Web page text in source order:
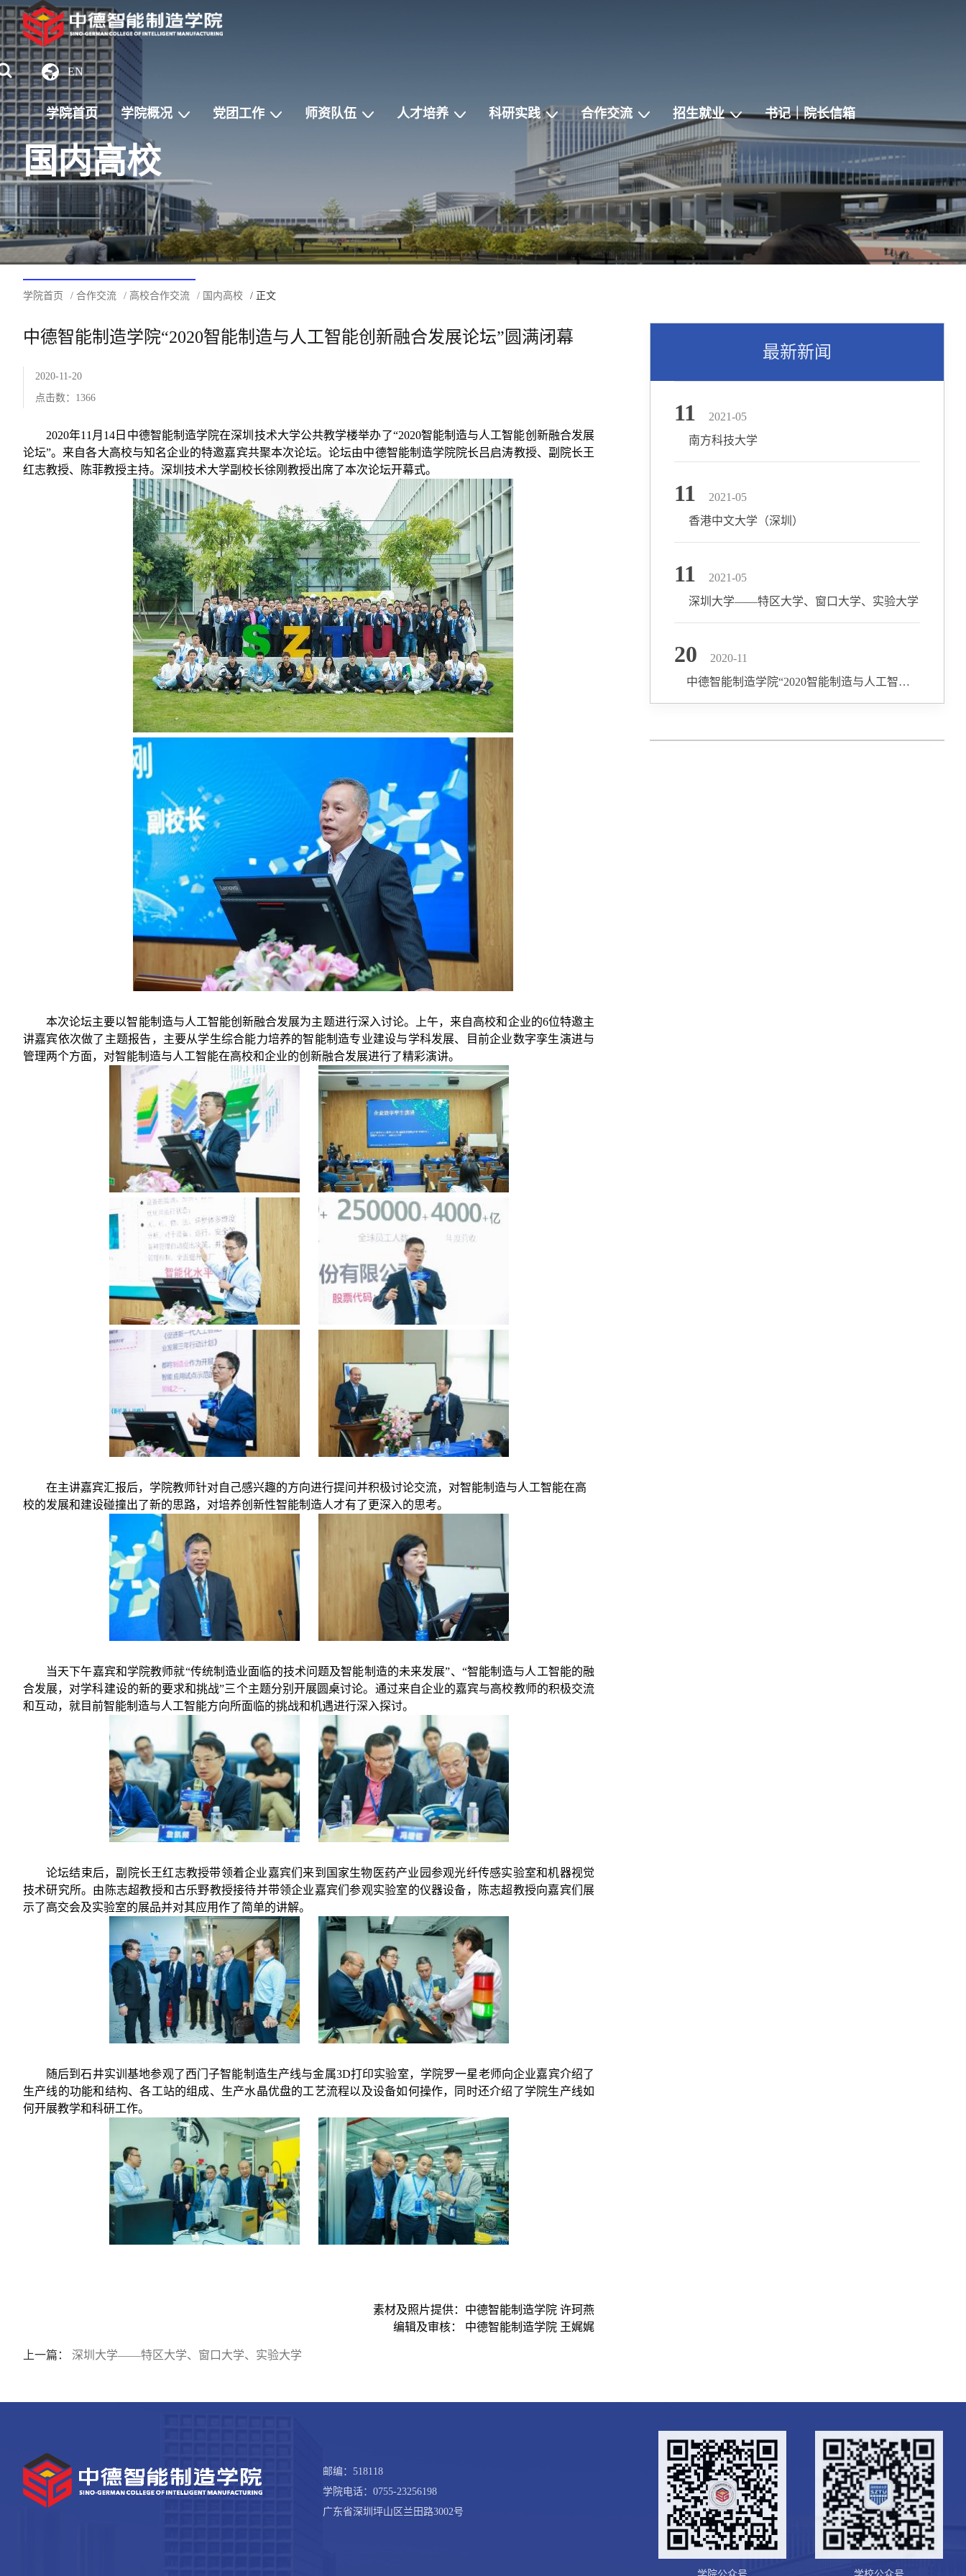
EN
学院首页 学院概况 党团工作 师资队伍 人才培养 科研实践 合作交流 招生就业 书记｜院长信箱
国内高校
学院首页 / 合作交流 / 高校合作交流 / 国内高校 / 正文
中德智能制造学院“2020智能制造与人工智能创新融合发展论坛”圆满闭幕
2020-11-20
点击数： 1366
2020年11 月 14 日中德智能制造学院在深圳技术大学公共教学楼举办了“2020智能制造与人工智能创新融合发展
论坛”。来自各大高校与知名企业的特邀嘉宾共聚本次论坛。论坛由中德智能制造学院院长吕启涛教授、副院长王
红志教授、陈菲教授主持。深圳技术大学副校长徐刚教授出席了本次论坛开幕式。
本次论坛主要以智能制造与人工智能创新融合发展为主题进行深入讨论。上午，来自高校和企业的6位特邀主
讲嘉宾依次做了主题报告，主要从学生综合能力培养的智能制造专业建设与学科发展、目前企业数字孪生演进与
管理两个方面，对智能制造与人工智能在高校和企业的创新融合发展进行了精彩演讲。
在主讲嘉宾汇报后，学院教师针对自己感兴趣的方向进行提问并积极讨论交流，对智能制造与人工智能在高
校的发展和建设碰撞出了新的思路，对培养创新性智能制造人才有了更深入的思考。
当天下午嘉宾和学院教师就“传统制造业面临的技术问题及智能制造的未来发展”、“智能制造与人工智能的融
合发展，对学科建设的新的要求和挑战”三个主题分别开展圆桌讨论。通过来自企业的嘉宾与高校教师的积极交流
和互动，就目前智能制造与人工智能方向所面临的挑战和机遇进行深入探讨。
论坛结束后，副院长王红志教授带领着企业嘉宾们来到国家生物医药产业园参观光纤传感实验室和机器视觉
技术研究所。由陈志超教授和古乐野教授接待并带领企业嘉宾们参观实验室的仪器设备，陈志超教授向嘉宾们展
示了高交会及实验室的展品并对其应用作了简单的讲解。
随后到石井实训基地参观了西门子智能制造生产线与金属3D打印实验室，学院罗一星老师向企业嘉宾介绍了
生产线的功能和结构、各工站的组成、生产水晶优盘的工艺流程以及设备如何操作，同时还介绍了学院生产线如
何开展教学和科研工作。
素材及照片提供：中德智能制造学院 许珂燕
编辑及审核： 中德智能制造学院 王娓娓
上一篇： 深圳大学——特区大学、窗口大学、实验大学
最新新闻
11
2021-05
南方科技大学
11
2021-05
香港中文大学（深圳）
11
2021-05
深圳大学——特区大学、窗口大学、实验大学
20
2020-11
中德智能制造学院“2020智能制造与人工智能创新融合发展论坛”圆满闭幕
邮编：518118
学院电话：0755-23256198
广东省深圳坪山区兰田路3002号